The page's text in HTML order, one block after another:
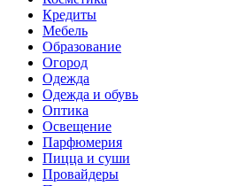
Кредиты
Мебель
Образование
Огород
Одежда
Одежда и обувь
Оптика
Освещение
Парфюмерия
Пицца и суши
Провайдеры